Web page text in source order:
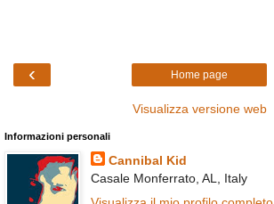
‹ Home page
Visualizza versione web
Informazioni personali
Cannibal Kid
Casale Monferrato, AL, Italy